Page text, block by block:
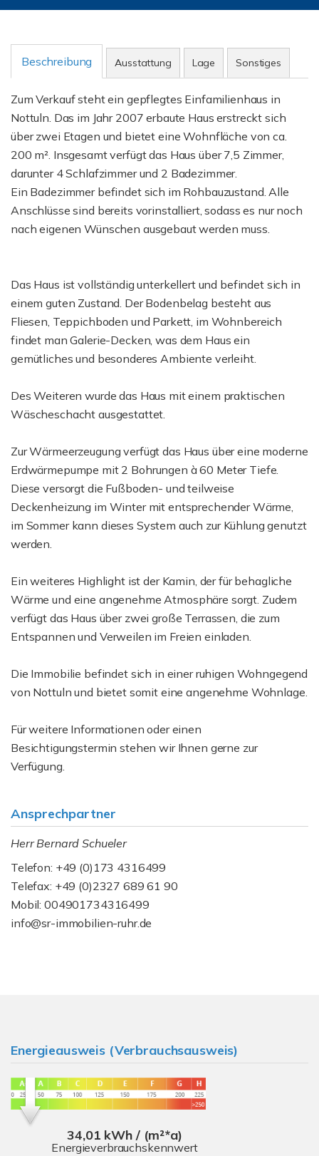
Beschreibung Ausstattung Lage Sonstiges
Zum Verkauf steht ein gepflegtes Einfamilienhaus in
Nottuln. Das im Jahr 2007 erbaute Haus erstreckt sich
über zwei Etagen und bietet eine Wohnfläche von ca.
200 m². Insgesamt verfügt das Haus über 7,5 Zimmer,
darunter 4 Schlafzimmer und 2 Badezimmer.
Ein Badezimmer befindet sich im Rohbauzustand. Alle
Anschlüsse sind bereits vorinstalliert, sodass es nur noch
nach eigenen Wünschen ausgebaut werden muss.
Das Haus ist vollständig unterkellert und befindet sich in
einem guten Zustand. Der Bodenbelag besteht aus
Fliesen, Teppichboden und Parkett, im Wohnbereich
findet man Galerie-Decken, was dem Haus ein
gemütliches und besonderes Ambiente verleiht.
Des Weiteren wurde das Haus mit einem praktischen
Wäscheschacht ausgestattet.
Zur Wärmeerzeugung verfügt das Haus über eine moderne
Erdwärmepumpe mit 2 Bohrungen à 60 Meter Tiefe.
Diese versorgt die Fußboden- und teilweise
Deckenheizung im Winter mit entsprechender Wärme,
im Sommer kann dieses System auch zur Kühlung genutzt
werden.
Ein weiteres Highlight ist der Kamin, der für behagliche
Wärme und eine angenehme Atmosphäre sorgt. Zudem
verfügt das Haus über zwei große Terrassen, die zum
Entspannen und Verweilen im Freien einladen.
Die Immobilie befindet sich in einer ruhigen Wohngegend
von Nottuln und bietet somit eine angenehme Wohnlage.
Für weitere Informationen oder einen
Besichtigungstermin stehen wir Ihnen gerne zur
Verfügung.
Ansprechpartner
Herr Bernard Schueler
Telefon: +49 (0)173 4316499
Telefax: +49 (0)2327 689 61 90
Mobil: 004901734316499
info@sr-immobilien-ruhr.de
Energieausweis (Verbrauchsausweis)
34,01 kWh / (m²*a)
Energieverbrauchskennwert